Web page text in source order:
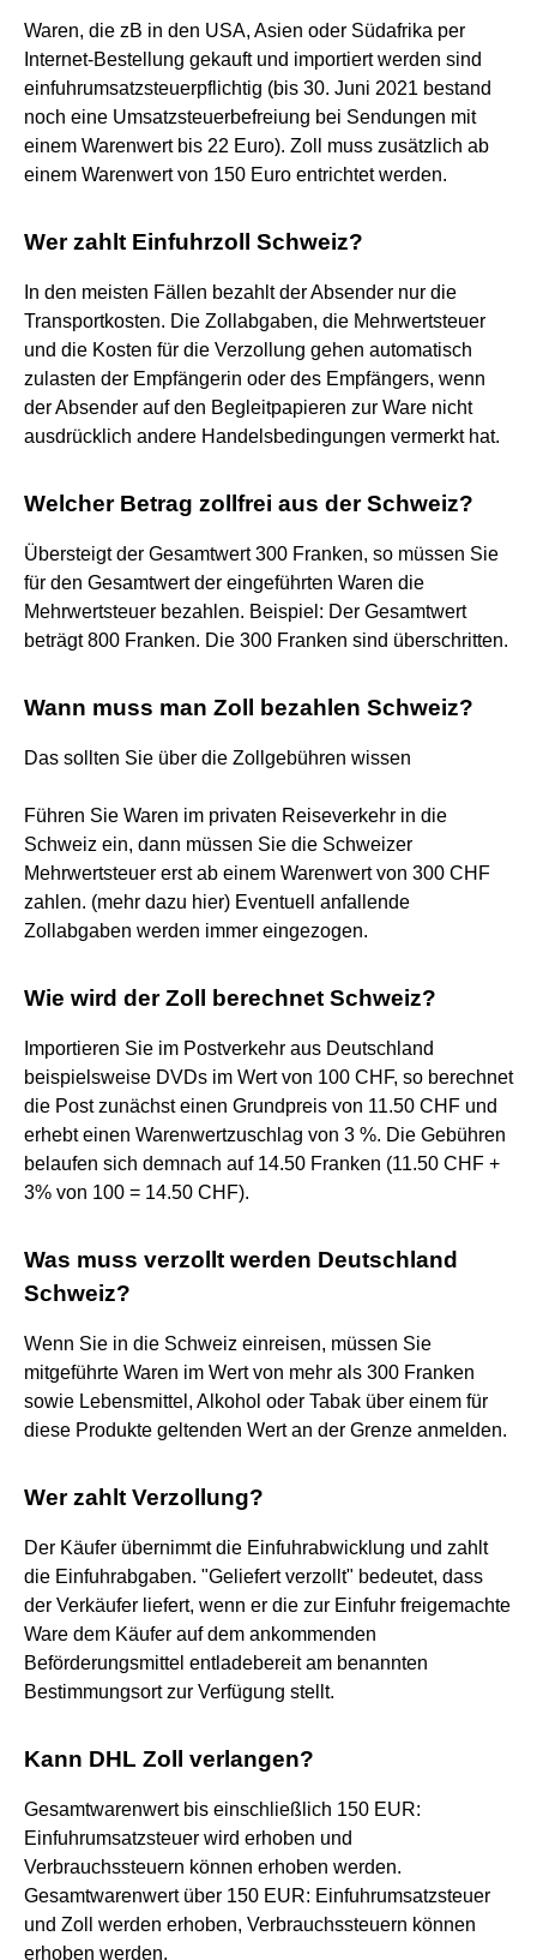
Waren, die zB in den USA, Asien oder Südafrika per
Internet-Bestellung gekauft und importiert werden sind
einfuhrumsatzsteuerpflichtig (bis 30. Juni 2021 bestand
noch eine Umsatzsteuerbefreiung bei Sendungen mit
einem Warenwert bis 22 Euro). Zoll muss zusätzlich ab
einem Warenwert von 150 Euro entrichtet werden.
Wer zahlt Einfuhrzoll Schweiz?
In den meisten Fällen bezahlt der Absender nur die
Transportkosten. Die Zollabgaben, die Mehrwertsteuer
und die Kosten für die Verzollung gehen automatisch
zulasten der Empfängerin oder des Empfängers, wenn
der Absender auf den Begleitpapieren zur Ware nicht
ausdrücklich andere Handelsbedingungen vermerkt hat.
Welcher Betrag zollfrei aus der Schweiz?
Übersteigt der Gesamtwert 300 Franken, so müssen Sie
für den Gesamtwert der eingeführten Waren die
Mehrwertsteuer bezahlen. Beispiel: Der Gesamtwert
beträgt 800 Franken. Die 300 Franken sind überschritten.
Wann muss man Zoll bezahlen Schweiz?
Das sollten Sie über die Zollgebühren wissen
Führen Sie Waren im privaten Reiseverkehr in die
Schweiz ein, dann müssen Sie die Schweizer
Mehrwertsteuer erst ab einem Warenwert von 300 CHF
zahlen. (mehr dazu hier) Eventuell anfallende
Zollabgaben werden immer eingezogen.
Wie wird der Zoll berechnet Schweiz?
Importieren Sie im Postverkehr aus Deutschland
beispielsweise DVDs im Wert von 100 CHF, so berechnet
die Post zunächst einen Grundpreis von 11.50 CHF und
erhebt einen Warenwertzuschlag von 3 %. Die Gebühren
belaufen sich demnach auf 14.50 Franken (11.50 CHF +
3% von 100 = 14.50 CHF).
Was muss verzollt werden Deutschland
Schweiz?
Wenn Sie in die Schweiz einreisen, müssen Sie
mitgeführte Waren im Wert von mehr als 300 Franken
sowie Lebensmittel, Alkohol oder Tabak über einem für
diese Produkte geltenden Wert an der Grenze anmelden.
Wer zahlt Verzollung?
Der Käufer übernimmt die Einfuhrabwicklung und zahlt
die Einfuhrabgaben. "Geliefert verzollt" bedeutet, dass
der Verkäufer liefert, wenn er die zur Einfuhr freigemachte
Ware dem Käufer auf dem ankommenden
Beförderungsmittel entladebereit am benannten
Bestimmungsort zur Verfügung stellt.
Kann DHL Zoll verlangen?
Gesamtwarenwert bis einschließlich 150 EUR:
Einfuhrumsatzsteuer wird erhoben und
Verbrauchssteuern können erhoben werden.
Gesamtwarenwert über 150 EUR: Einfuhrumsatzsteuer
und Zoll werden erhoben, Verbrauchssteuern können
erhoben werden.